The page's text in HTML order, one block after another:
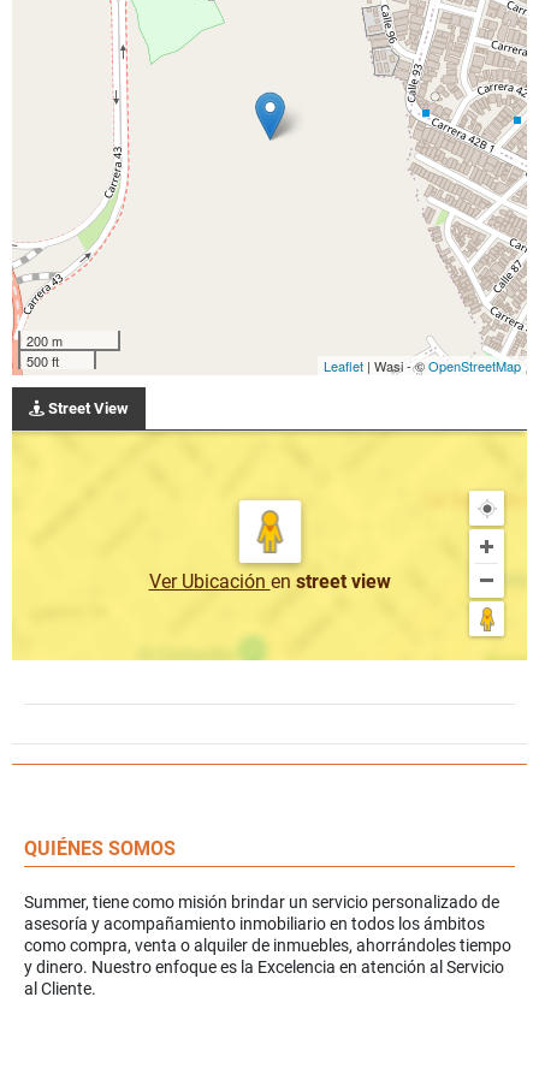
200 m
500 ft
Leaflet | Wasi - ©OpenStreetMap
Street View
Ver Ubicación en street view
QUIÉNES SOMOS
Summer, tiene como misión brindar un servicio personalizado de
asesoría y acompañamiento inmobiliario en todos los ámbitos
como compra, venta o alquiler de inmuebles, ahorrándoles tiempo
y dinero. Nuestro enfoque es la Excelencia en atención al Servicio
al Cliente.